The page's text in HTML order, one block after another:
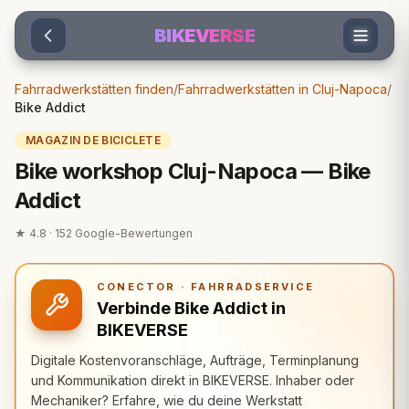
Sari la conținut
BIKEVERSE
Fahrradwerkstätten finden/Fahrradwerkstätten in Cluj-Napoca/
Bike Addict
MAGAZIN DE BICICLETE
Bike workshop Cluj-Napoca — Bike
Addict
★ 4.8 · 152 Google-Bewertungen
CONECTOR · FAHRRADSERVICE
Verbinde Bike Addict in
BIKEVERSE
Digitale Kostenvoranschläge, Aufträge, Terminplanung
und Kommunikation direkt in BIKEVERSE. Inhaber oder
Mechaniker? Erfahre, wie du deine Werkstatt